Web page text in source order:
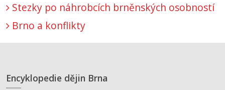
Stezky po náhrobcích brněnských osobností
Brno a konflikty
Encyklopedie dějin Brna